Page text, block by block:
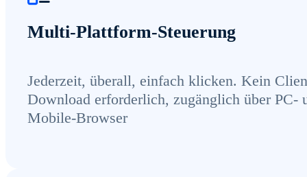
Multi-Plattform-Steuerung
Jederzeit, überall, einfach klicken. Kein
Download erforderlich, zugänglich über PC-
Mobile-Browser